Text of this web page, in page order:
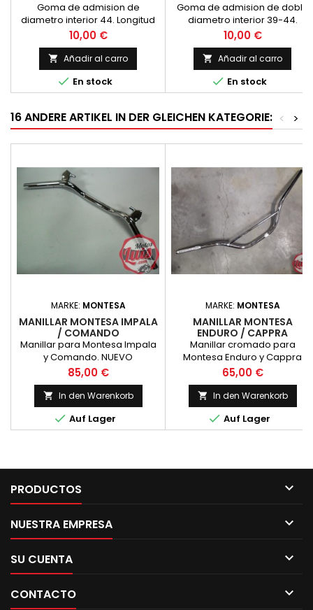
Goma de admision de
diametro interior 44. Longitud
de 32 mm. Adaptable a OSSA,
Montesa y Bultaco.
Precio
10,00 €
 Añadir al carro
 En stock
Goma de admision de doble
diametro interior 39-44.
Longitud de 35 mm. Adaptable
a Montesa, Bultac
Precio
10,00 €
 Añadir al carro
 En stock
16 ANDERE ARTIKEL IN DER GLEICHEN KATEGORIE: >
<
MARKE: MONTESA
MANILLAR MONTESA IMPALA
/ COMANDO
Manillar para Montesa Impala
y Comando. NUEVO
Preis
85,00 €
 In den Warenkorb
 Auf Lager
MARKE: MONTESA
MANILLAR MONTESA
ENDURO / CAPPRA
CROMADO
Manillar cromado para
Montesa Enduro y Cappra
Cromado. Nuevo
Preis
65,00 €
 In den Warenkorb
 Auf Lager
PRODUCTOS 
NUESTRA EMPRESA 
SU CUENTA 
CONTACTO 